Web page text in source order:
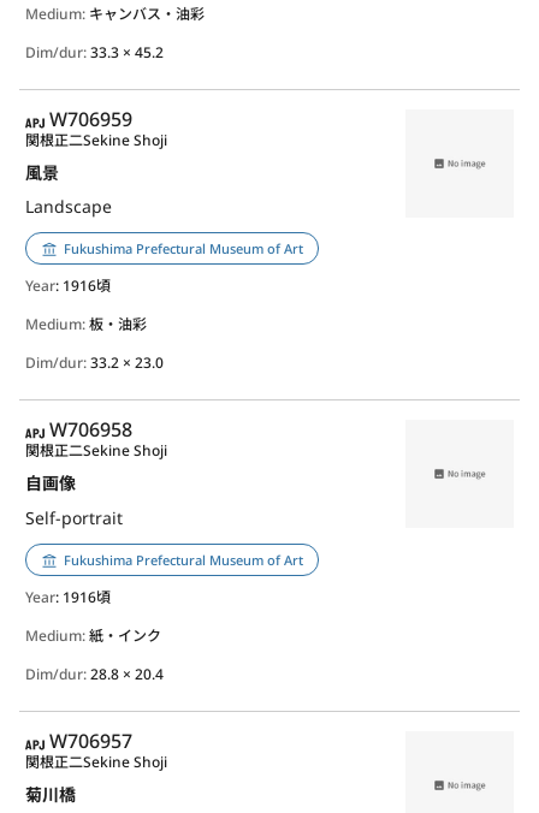
Medium: キャンバス・油彩
Dim/dur:33.3 × 45.2
APJ
W706959
風景
Landscape
関根正二Sekine Shoji
Fukushima Prefectural Museum of Art
Year: 1916頃
Medium:板・油彩
Dim/dur:33.2 × 23.0
APJ
W706958
自画像
Self-portrait
関根正二Sekine Shoji
Fukushima Prefectural Museum of Art
Year: 1916頃
Medium:紙・インク
Dim/dur:28.8 × 20.4
APJ
W706957
菊川橋
関根正二Sekine Shoji